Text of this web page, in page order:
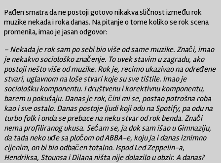
Pađen smatra da ne postoji gotovo nikakva sličnost između rok
muzike nekada i roka danas. Na pitanje o tome koliko se rok scena
promenila, imao je jasan odgovor:
– Nekada je rok sam po sebi bio više od same muzike. Znači, imao
je nekakvo sociološko značenje. To uvek stavim u zagradu, ako
postoji nešto više od muzike. Rok je, recimo ukazivao na određene
stvari, uglavnom na loše stvari koje su sve tištile. Imao je
sociološku komponentu. I društvenu i korektivnu komponentu,
barem u pokušaju. Danas je rok, čini mi se, postao potrošna roba
kao i sve ostalo. Danas postoje ljudi koji odu na Spotify, pa odu na
turbo folk i onda se prebace na neku stvar od rok benda. Znači
nema profiliranog ukusa. Sećam se, ja dok sam išao u Gimnaziju,
da tada neko uđe sa pločom od ABBA-e, koju ja i danas iznimno
cijenim, on bi bio odbačen totalno. Ispod Led Zeppelin-a,
Hendriksa, Stounsa i Dilana ništa nije dolazilo u obzir. A danas?